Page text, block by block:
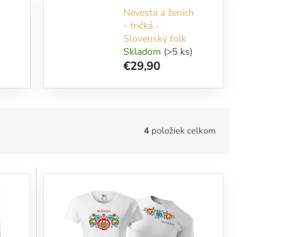
Nevesta a ženích
- tričká -
Slovenský folk
Skladom (>5 ks)
€29,90
4 položiek celkom